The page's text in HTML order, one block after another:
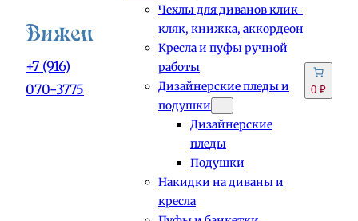
+7 (916)
070-3775
Чехлы для диванов клик-
кляк, книжка, аккордеон
Кресла и пуфы ручной
работы
Дизайнерские пледы и
подушки
Дизайнерские
пледы
Подушки
Накидки на диваны и
кресла
0 ₽